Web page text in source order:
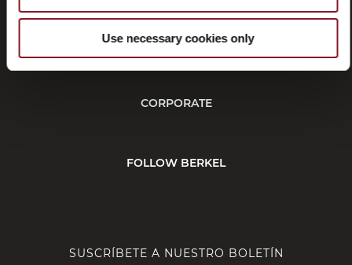
Use necessary cookies only
CUSTOMER SERVICE
CORPORATE
FOLLOW BERKEL
SUSCRÍBETE A NUESTRO BOLETÍN